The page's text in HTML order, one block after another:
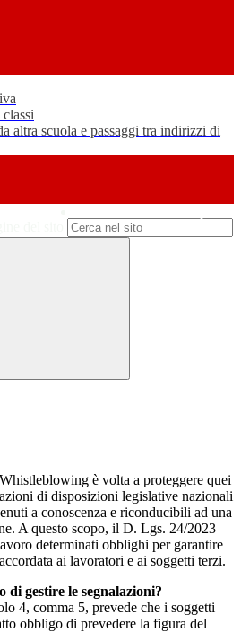
altra scuola e passaggi tra indirizzi di
è volta a proteggere quei
di disposizioni legislative nazionali
a conoscenza e riconducibili ad una
A questo scopo, il D. Lgs. 24/2023
determinati obblighi per garantire
ai lavoratori e ai soggetti terzi.
di gestire le segnalazioni?
4, comma 5, prevede che i soggetti
obbligo di prevedere la figura del